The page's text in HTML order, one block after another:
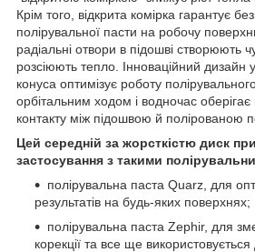
Крім того, відкрита комірка гарантує
полірувальної пасти на робочу
радіальні отвори в підошві створюють
розсіюють тепло. Інноваційний дизайн
конуса оптимізує роботу
орбітальним ходом і водночас оберігає
контакту між підошвою й полірованою
Цей середній за жорсткістю диск
застосування з такими
полірувальна паста Quarz, для
результатів на будь-яких поверхнях;
полірувальна паста Zephir, для
корекції та все ще